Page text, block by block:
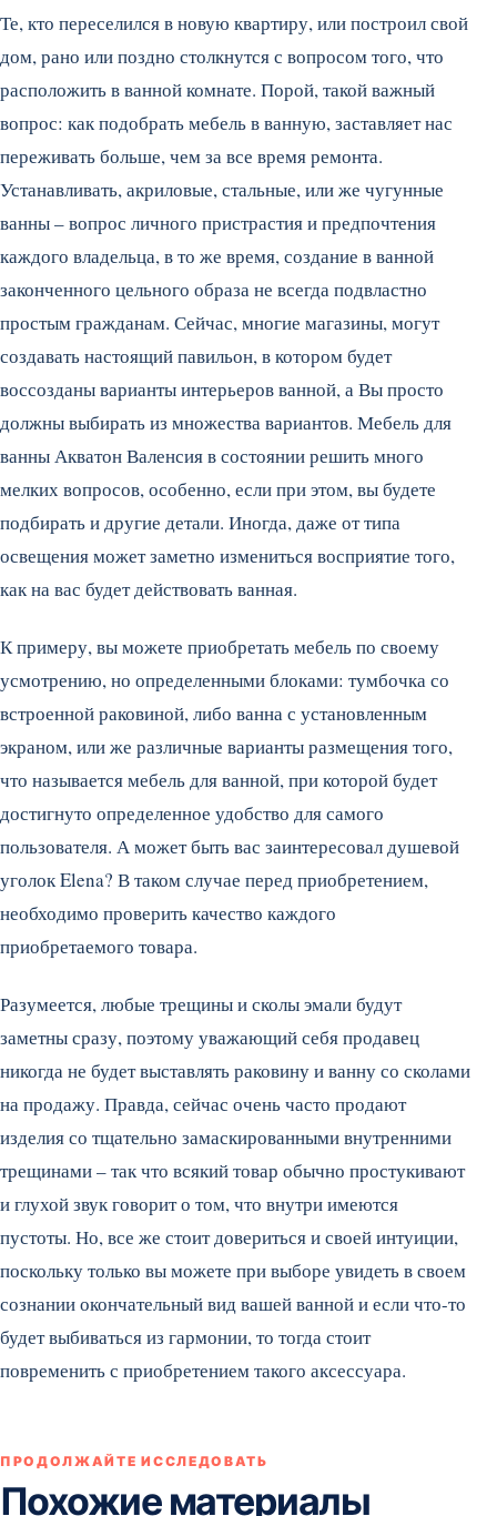
Те, кто переселился в новую квартиру, или построил свой
дом, рано или поздно столкнутся с вопросом того, что
расположить в ванной комнате. Порой, такой важный
вопрос: как подобрать мебель в ванную, заставляет нас
переживать больше, чем за все время ремонта.
Устанавливать, акриловые, стальные, или же чугунные
ванны – вопрос личного пристрастия и предпочтения
каждого владельца, в то же время, создание в ванной
законченного цельного образа не всегда подвластно
простым гражданам. Сейчас, многие магазины, могут
создавать настоящий павильон, в котором будет
воссозданы варианты интерьеров ванной, а Вы просто
должны выбирать из множества вариантов. Мебель для
ванны Акватон Валенсия в состоянии решить много
мелких вопросов, особенно, если при этом, вы будете
подбирать и другие детали. Иногда, даже от типа
освещения может заметно измениться восприятие того,
как на вас будет действовать ванная.
К примеру, вы можете приобретать мебель по своему
усмотрению, но определенными блоками: тумбочка со
встроенной раковиной, либо ванна с установленным
экраном, или же различные варианты размещения того,
что называется мебель для ванной, при которой будет
достигнуто определенное удобство для самого
пользователя. А может быть вас заинтересовал душевой
уголок Elena? В таком случае перед приобретением,
необходимо проверить качество каждого
приобретаемого товара.
Разумеется, любые трещины и сколы эмали будут
заметны сразу, поэтому уважающий себя продавец
никогда не будет выставлять раковину и ванну со сколами
на продажу. Правда, сейчас очень часто продают
изделия со тщательно замаскированными внутренними
трещинами – так что всякий товар обычно простукивают
и глухой звук говорит о том, что внутри имеются
пустоты. Но, все же стоит довериться и своей интуиции,
поскольку только вы можете при выборе увидеть в своем
сознании окончательный вид вашей ванной и если что-то
будет выбиваться из гармонии, то тогда стоит
повременить с приобретением такого аксессуара.
ПРОДОЛЖАЙТЕ ИССЛЕДОВАТЬ
Похожие материалы